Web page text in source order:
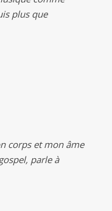
plus que
corps et mon âme
parle à